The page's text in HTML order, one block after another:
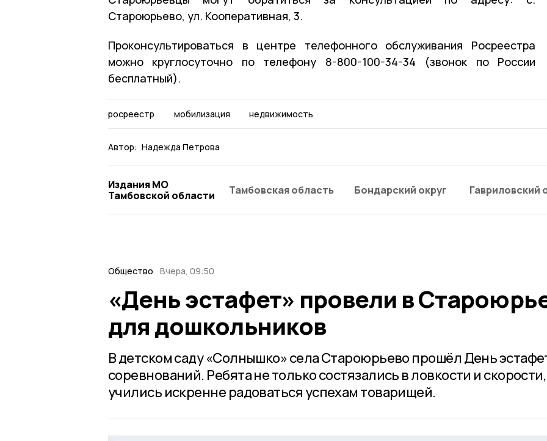
Староюрьево, ул. Кооперативная, 3.
Проконсультироваться в центре телефонного обслуживания Росреестра
можно круглосуточно по телефону 8-800-100-34-34 (звонок по России
бесплатный).
росреестр мобилизация недвижимость
Автор: Надежда Петрова
Издания МО
Тамбовской области
Тамбовская область Бондарский округ Гавриловский
Общество Вчера, 09:50
«День эстафет» провели в
для дошкольников
В детском саду «Солнышко» села Староюрьево прошёл День
соревнований. Ребята не только состязались в ловкости и
учились искренне радоваться успехам товарищей.